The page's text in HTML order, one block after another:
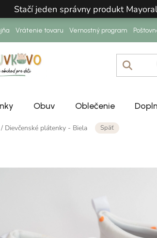
Stačí jeden správny produkt
Vrátenie tovaru Vernostný program
Obuv Oblečenie
/ Dievčenské plátenky - Biela Späť